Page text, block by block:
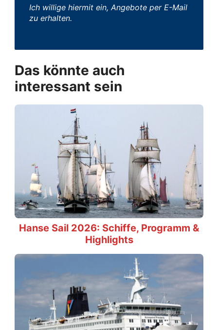
Ich willige hiermit ein, Angebote per E-Mail
zu erhalten.
Das könnte auch
interessant sein
Hanse Sail 2026: Schiffe, Programm &
Highlights